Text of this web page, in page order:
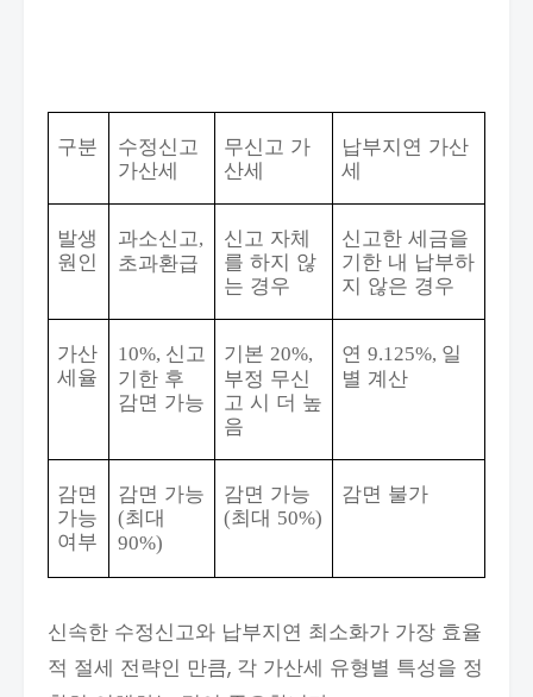
구분
수정신고
가산세
무신고 가
산세
납부지연 가산
세
발생
원인
과소신고,
초과환급
신고 자체
를 하지 않
는 경우
신고한 세금을
기한 내 납부하
지 않은 경우
가산
세율
10%, 신고
기한 후
감면 가능
기본 20%,
부정 무신
고 시 더 높
음
연 9.125%, 일
별 계산
감면
가능
여부
감면 가능
(최대
90%)
감면 가능
(최대 50%)
감면 불가
신속한 수정신고와 납부지연 최소화가 가장 효율
적 절세 전략인 만큼, 각 가산세 유형별 특성을 정